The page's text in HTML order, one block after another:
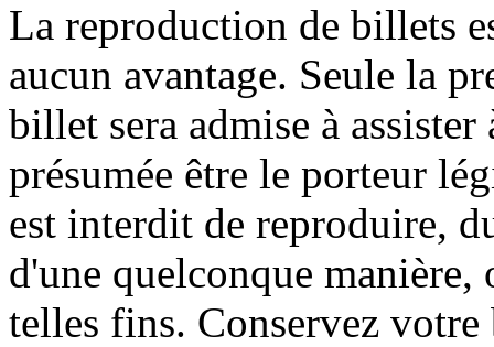
La reproduction de billets
aucun avantage. Seule la
billet sera admise à
présumée être le porteur
est interdit de reproduire,
d'une quelconque
telles fins. Conservez